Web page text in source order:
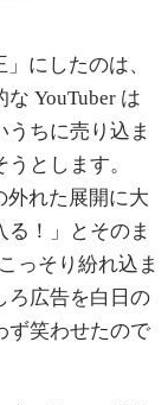
にしたのは、
YouTuber は
ちに売り込ま
とします。
外れた展開に大
！」とそのま
っそり紛れ込ま
ろ広告を白日の
ず笑わせたので